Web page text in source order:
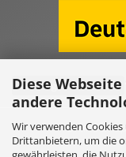
Diese
andere
Wir verwenden
Drittanbietern, um die
Vertrag widerrufen
Online